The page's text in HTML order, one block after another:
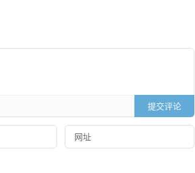
提交评论